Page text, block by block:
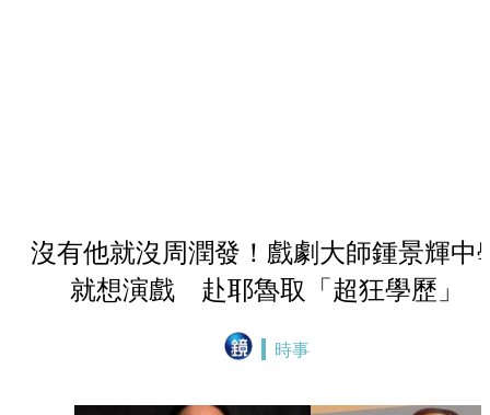
沒有他就沒周潤發！戲劇大師鍾景輝中
就想演戲 赴耶魯取「超狂學歷」
時事